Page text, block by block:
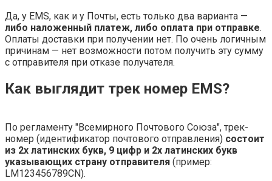
Да, у EMS, как и у Почты, есть только два варианта —
либо наложенный платеж, либо оплата при отправке.
Оплаты доставки при получении нет. По очень логичным
причинам — нет возможности потом получить эту сумму
с отправителя при отказе получателя.
Как выглядит трек номер EMS?
По регламенту "Всемирного Почтового Союза", трек-
номер (идентификатор почтового отправления) состоит
из 2х латинских букв, 9 цифр и 2х латинских букв
указывающих страну отправителя (пример:
LM123456789CN).